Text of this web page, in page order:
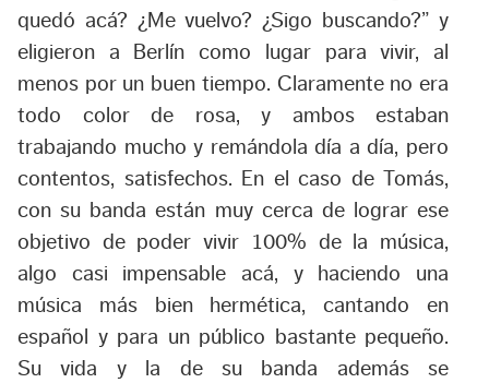
quedó acá? ¿Me vuelvo? ¿Sigo buscando?” y
eligieron a Berlín como lugar para vivir, al
menos por un buen tiempo. Claramente no era
todo color de rosa, y ambos estaban
trabajando mucho y remándola día a día, pero
contentos, satisfechos. En el caso de Tomás,
con su banda están muy cerca de lograr ese
objetivo de poder vivir 100% de la música,
algo casi impensable acá, y haciendo una
música más bien hermética, cantando en
español y para un público bastante pequeño.
Su vida y la de su banda además se